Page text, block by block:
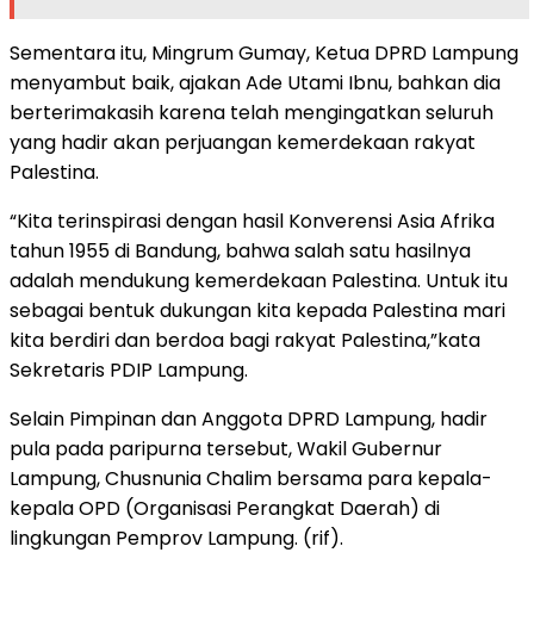
Sementara itu, Mingrum Gumay, Ketua DPRD Lampung
menyambut baik, ajakan Ade Utami Ibnu, bahkan dia
berterimakasih karena telah mengingatkan seluruh
yang hadir akan perjuangan kemerdekaan rakyat
Palestina.
“Kita terinspirasi dengan hasil Konverensi Asia Afrika
tahun 1955 di Bandung, bahwa salah satu hasilnya
adalah mendukung kemerdekaan Palestina. Untuk itu
sebagai bentuk dukungan kita kepada Palestina mari
kita berdiri dan berdoa bagi rakyat Palestina,”kata
Sekretaris PDIP Lampung.
Selain Pimpinan dan Anggota DPRD Lampung, hadir
pula pada paripurna tersebut, Wakil Gubernur
Lampung, Chusnunia Chalim bersama para kepala-
kepala OPD (Organisasi Perangkat Daerah) di
lingkungan Pemprov Lampung. (rif).